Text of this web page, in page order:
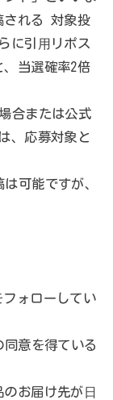
される 対象投
に引⽤リポス
、当選確率2倍
合または公式
、応募対象と
可能ですが、
フォローしてい
同意を得ている
のお届け先が⽇